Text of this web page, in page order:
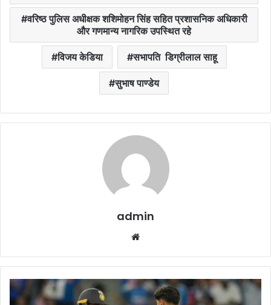
वरिष्ठ पुलिस अधीक्षक शशिमोहन सिंह सहित प्रशासनिक अधिकारी
और गणमान्य नागरिक उपस्थित रहे
विजय केडिया सभापति डिग्रीलाल साहू
सुभाष पाण्डेय
admin
India
vs